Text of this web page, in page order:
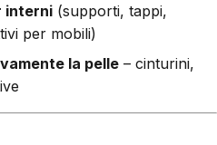
interni (supporti, tappi,
per mobili)
la pelle – cinturini,